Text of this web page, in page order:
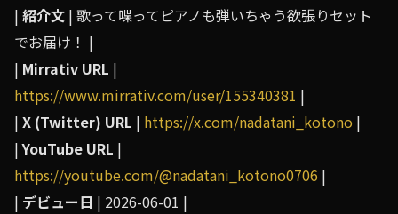
| 紹介文 | 歌って喋ってピアノも弾いちゃう欲張りセット
でお届け！ |
| Mirrativ URL |
https://www.mirrativ.com/user/155340381 |
| X (Twitter) URL | https://x.com/nadatani_kotono |
|YouTube URL |
https://youtube.com/@nadatani_kotono0706 |
| デビュー日 | 2026-06-01 |